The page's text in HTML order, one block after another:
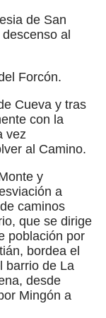
de San
al
Forcón.
Cueva y tras
con la
vez
al Camino.
y
a
caminos
que se dirige
población por
bordea el
barrio de La
desde
Mingón a